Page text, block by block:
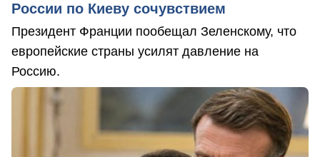
России по Киеву сочувствием
Президент Франции пообещал Зеленскому, что
европейские страны усилят давление на
Россию.